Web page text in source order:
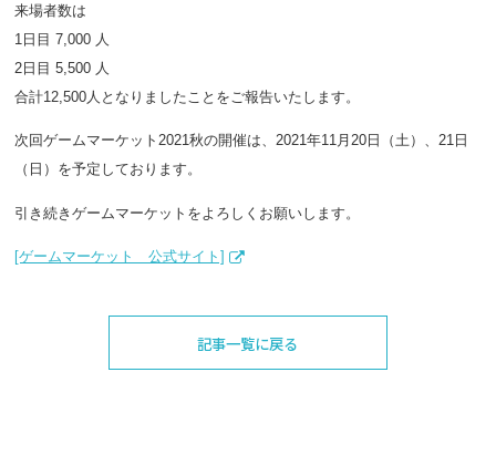
来場者数は
1日目 7,000 人
2日目 5,500 人
合計12,500人となりましたことをご報告いたします。
次回ゲームマーケット2021秋の開催は、2021年11月20日（土）、21日
（日）を予定しております。
引き続きゲームマーケットをよろしくお願いします。
[ゲームマーケット 公式サイト]
記事一覧に戻る